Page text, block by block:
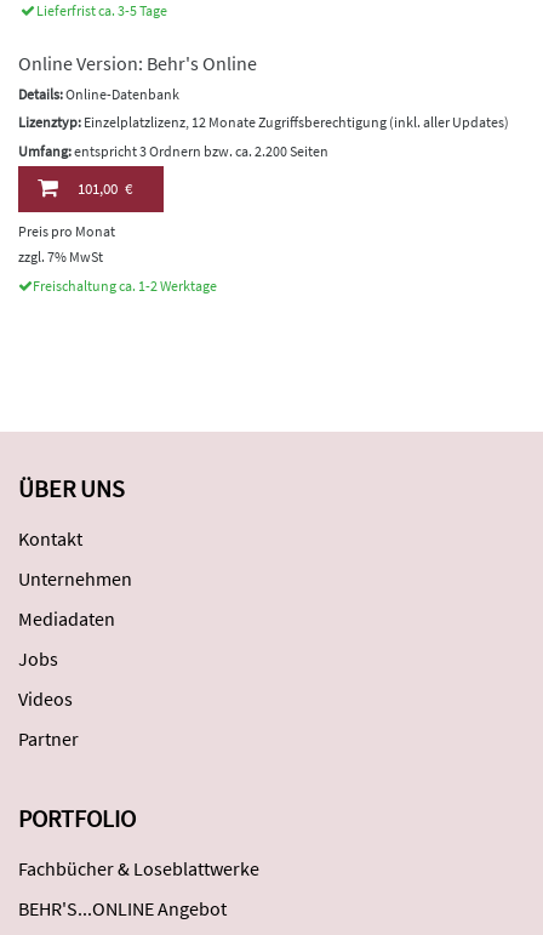
Lieferfrist ca. 3-5 Tage
Online Version: Behr's Online
Details:Online-Datenbank
Lizenztyp: Einzelplatzlizenz, 12 Monate Zugriffsberechtigung (inkl. aller Updates)
Umfang:entspricht 3 Ordnern bzw. ca. 2.200 Seiten
101,00 €
Preis pro Monat
zzgl. 7% MwSt
Freischaltung ca. 1-2 Werktage
ÜBER UNS
Kontakt
Unternehmen
Mediadaten
Jobs
Videos
Partner
PORTFOLIO
Fachbücher & Loseblattwerke
BEHR'S...ONLINE Angebot